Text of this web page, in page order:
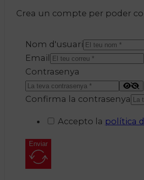
Crea un compte per poder
Nom d'usuari
Email
Contrasenya
Confirma la contrasenya
Accepto la política
Enviar